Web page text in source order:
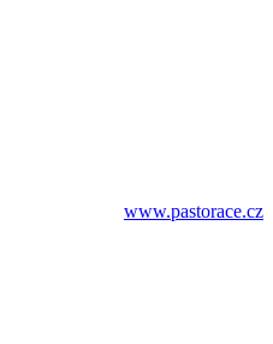
www.pastorace.cz